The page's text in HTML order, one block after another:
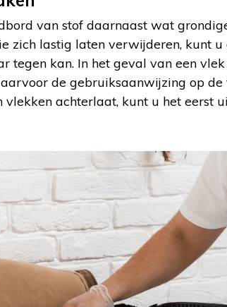
van stof daarnaast wat
zich lastig laten verwijderen, kunt
tegen kan. In het geval van een
de gebruiksaanwijzing op de
achterlaat, kunt u het eerst